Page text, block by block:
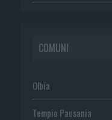
COMUNI
Olbia
Tempio Pausania